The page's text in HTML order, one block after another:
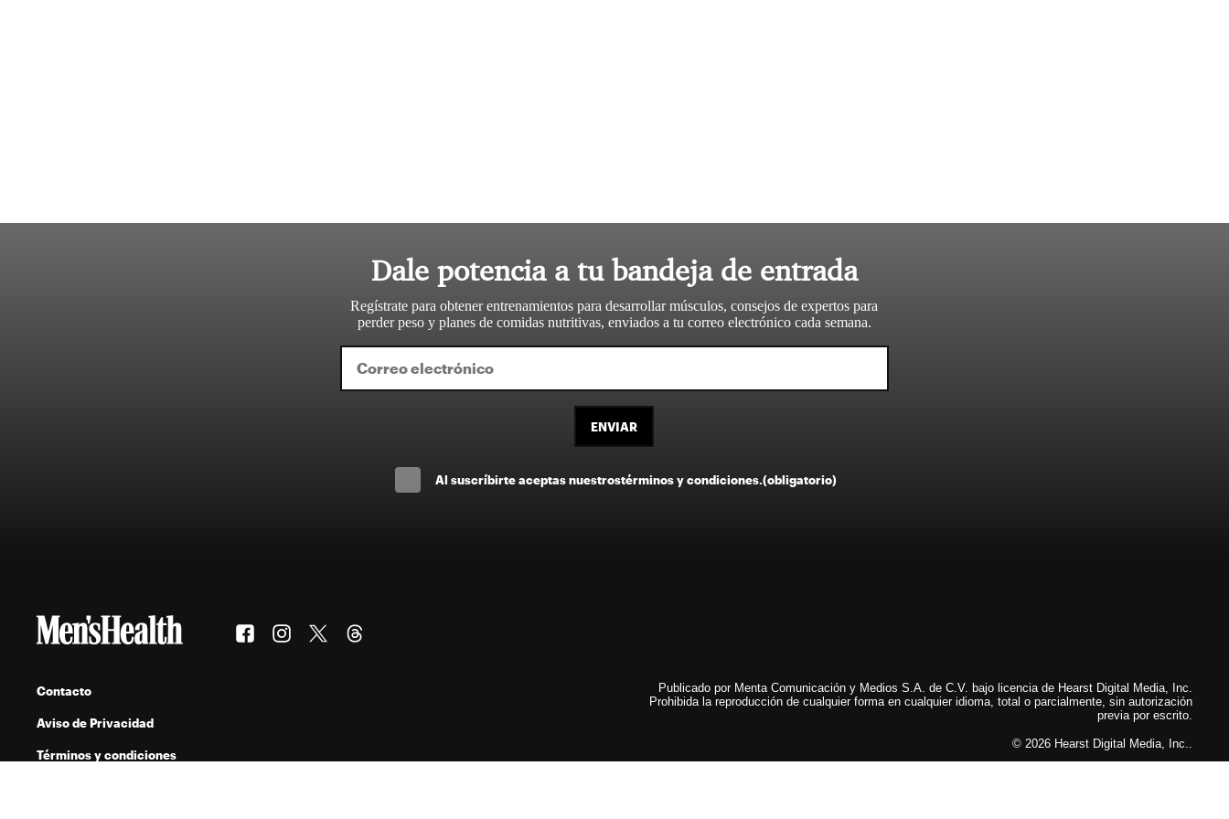
Dale potencia a tu bandeja de entrada
Regístrate para obtener entrenamientos para desarrollar músculos, consejos de expertos para
perder peso y planes de comidas nutritivas, enviados a tu correo electrónico cada semana.
ENVIAR
Al suscríbirte aceptas nuestrostérminos y condiciones.(obligatorio)
Contacto
Aviso de Privacidad
Términos y condiciones
Publicado por Menta Comunicación y Medios S.A. de C.V. bajo licencia de Hearst Digital Media, Inc.
Prohibida la reproducción de cualquier forma en cualquier idioma, total o parcialmente, sin autorización
previa por escrito.
© 2026 Hearst Digital Media, Inc..